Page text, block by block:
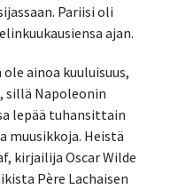
Pariisi oli
ajan.
ainoa kuuluisuus,
sillä Napoleonin
lepää tuhansittain
Heistä
kirjailija Oscar Wilde
Père Lachaisen